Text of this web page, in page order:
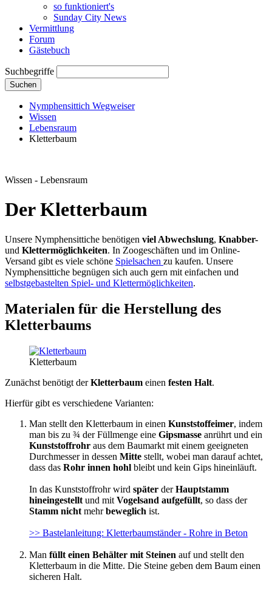
so funktioniert's
Sunday City News
Vermittlung
Forum
Gästebuch
Suchbegriffe
Suchen
Nymphensittich Wegweiser
Wissen
Lebensraum
Kletterbaum
Wissen - Lebensraum
Der Kletterbaum
Unsere Nymphensittiche benötigen viel Abwechslung, Knabber-
und Klettermöglichkeiten. In Zoogeschäften und im Online-
Versand gibt es viele schöne Spielsachen zu kaufen. Unsere
Nymphensittiche begnügen sich auch gern mit einfachen und
selbstgebastelten Spiel- und Klettermöglichkeiten.
Materialen für die Herstellung des
Kletterbaums
Kletterbaum
Zunächst benötigt derKletterbaum einen festen Halt.
Hierfür gibt es verschiedene Varianten:
Man stellt den Kletterbaum in einen Kunststoffeimer, indem
man bis zu ¾ der Füllmenge eine Gipsmasse anrührt und ein
Kunststoffrohr aus dem Baumarkt mit einem geeigneten
Durchmesser in dessen Mitte stellt, wobei man darauf achtet,
dass das Rohr innen hohl bleibt und kein Gips hineinläuft.
In das Kunststoffrohr wird später derHauptstamm
hineingestellt und mit Vogelsand aufgefüllt, so dass der
Stamm nicht mehrbeweglich ist.
>> Bastelanleitung: Kletterbaumständer - Rohre in Beton
Man füllt einen Behälter mit Steinen auf und stellt den
Kletterbaum in die Mitte. Die Steine geben dem Baum einen
sicheren Halt.